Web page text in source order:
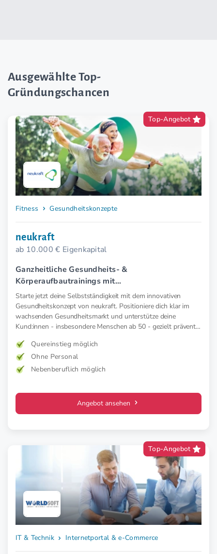
Ausgewählte Top-
Gründungschancen
Top-Angebot
Fitness Gesundheitskonzepte
neukraft
ab 10.000 € Eigenkapital
Ganzheitliche Gesundheits- &
Körperaufbautrainings mit
Elektromyostimulation (EMS).
Starte jetzt deine Selbstständigkeit mit dem innovativen
Gesundheitskonzept von neukraft. Positioniere dich klar im
wachsenden Gesundheitsmarkt und unterstütze deine
Kund:innen - insbesondere Menschen ab 50 - gezielt präventiv
weniger Schmerz und spürbar mehr Lebensfreude. Mehr
Wirkung. Klare Zielgruppe. Starkes Konzept.
Quereinstieg möglich
Ohne Personal
Nebenberuflich möglich
Angebot ansehen
Top-Angebot
IT & Technik Internetportal & e-Commerce